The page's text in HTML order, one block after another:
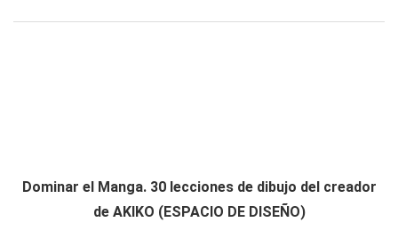
Dominar el Manga. 30 lecciones de dibujo del creador
de AKIKO (ESPACIO DE DISEÑO)